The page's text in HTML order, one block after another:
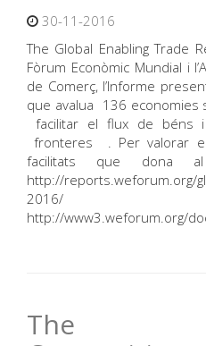
30-11-2016
The Global Enabling Trade
Fòrum Econòmic Mundial i
de Comerç, l’Informe
que avalua 136 economies
facilitar el flux de béns
fronteres . Per valorar
facilitats que dona al
http://reports.weforum.org/
http://www3.weforum.org/
The